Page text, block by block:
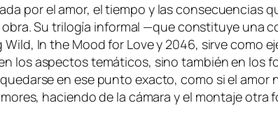
por el amor, el tiem­po y las con­se­cuen­cias
Su tri­lo­gía in­for­mal —que cons­ti­tu­ye una
Wild, In the Mood for Lovey 2046, sir­ve co­mo
los as­pec­tos te­má­ti­cos, sino tam­bién en los
en ese pun­to exac­to, co­mo si el
ha­cien­do de la cá­ma­ra y el mon­ta­je